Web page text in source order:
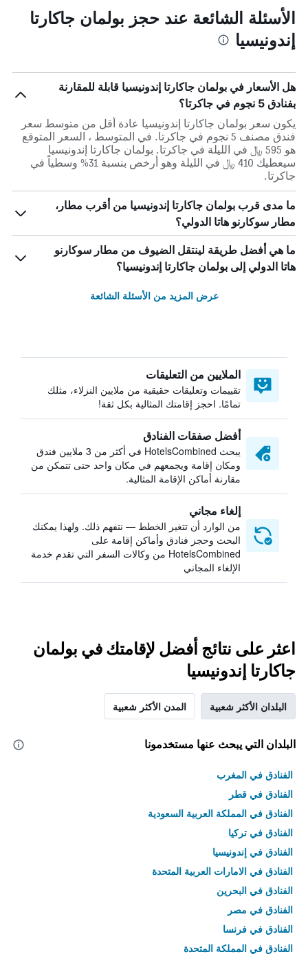
الأسئلة الشائعة عند حجز بولمان جاكارتا
إندونيسيا
هل الأسعار في بولمان جاكارتا إندونيسيا قابلة للمقارنة
بفنادق 5 نجوم في جاكرتا؟
يكون سعر بولمان جاكارتا إندونيسيا عادة أقل من متوسط ​​سعر
فندق مصنف 5 نجوم في جاكرتا. في المتوسط ، السعر المتوقع
هو 595 ﷼ في الليلة في جاكرتا. بولمان جاكارتا إندونيسيا
سيعطيك 410 ﷼ في الليلة وهو أرخص بنسبة 31% وسطياً في
جاكرتا.
ما مدى قرب بولمان جاكارتا إندونيسيا من أقرب مطار،
مطار سوكارنو هاتا الدولي؟
ما هي أفضل طريقة لينتقل الضيوف من مطار سوكارنو
هاتا الدولي إلى بولمان جاكارتا إندونيسيا؟
عرض المزيد من الأسئلة الشائعة
الملايين من التعليقات
تقييمات وتعليقات حقيقية من ملايين النزلاء، مثلك
تمامًا. احجز إقامتك المثالية بكل ثقة!
أفضل صفقات الفنادق
يبحث HotelsCombined في أكثر من 3 ملايين فندق
ومكان إقامة ويجمعهم في مكان واحد حتى تتمكن من
مقارنة أماكن الإقامة المثالية.
إلغاء مجاني
من الوارد أن تتغير الخطط — نتفهم ذلك. ولهذا يمكنك
البحث وحجز فنادق وأماكن إقامة على
HotelsCombined من وكالات السفر التي تقدم خدمة
الإلغاء المجاني
اعثر على نتائج أفضل لإقامتك في بولمان
جاكارتا إندونيسيا
البلدان الأكثر شعبية المدن الأكثر شعبية
البلدان التي يبحث عنها مستخدمونا
الفنادق في المغرب
الفنادق في قطر
الفنادق في المملكة العربية السعودية
الفنادق في تركيا
الفنادق في إندونيسيا
الفنادق في الامارات العربية المتحدة
الفنادق في البحرين
الفنادق في مصر
الفنادق في فرنسا
الفنادق في المملكة المتحدة